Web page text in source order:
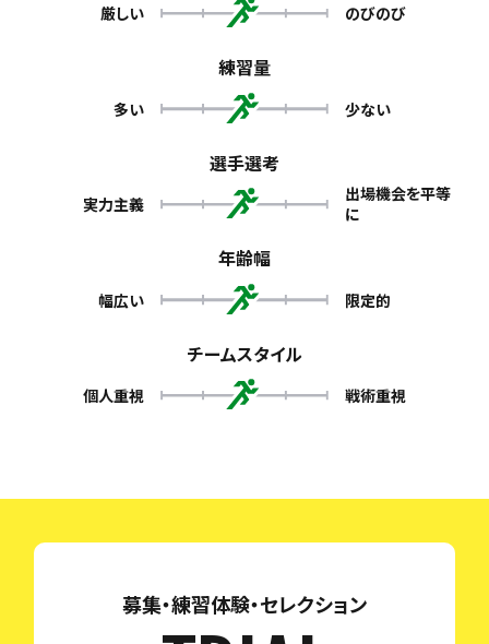
厳しい のびのび
練習量
多い 少ない
選手選考
実力主義
出場機会を平等
に
年齢幅
幅広い 限定的
チームスタイル
個人重視 戦術重視
募集・練習体験・セレクション